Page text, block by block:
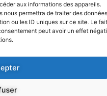
aux informations des appareils.
permettra de traiter des données
ou les ID uniques sur ce site. Le fait
peut avoir un effet
Rights Reserved